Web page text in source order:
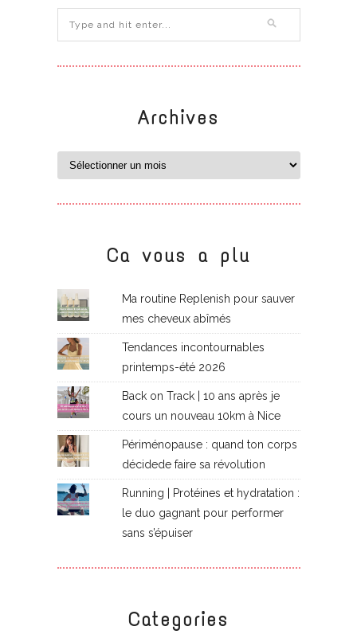
Archives
Ca vous a plu
Ma routine Replenish pour sauver
mes cheveux abîmés
Tendances incontournables
printemps-été 2026
Back on Track | 10 ans après je
cours un nouveau 10km à Nice
Périménopause : quand ton corps
décidede faire sa révolution
Running | Protéines et hydratation :
le duo gagnant pour performer
sans s’épuiser
Categories